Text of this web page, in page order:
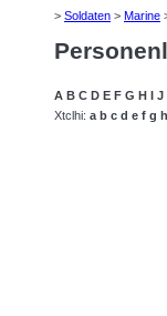
> Soldaten > Marine
A B C D E F G H J
Xtclhi: a b c d e f g h